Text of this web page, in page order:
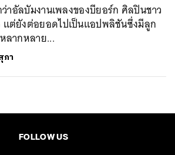
าอัลบัมงานเพลงของบียอร์ก ศิลปินชาว
ต่ยังต่อยอดไปเป็นแอปพลิชันซึ่งมีลูก
ลากหลาย...
ภา
FOLLOW US